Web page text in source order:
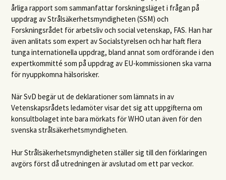
årliga rapport som sammanfattar forskningsläget i frågan på
uppdrag av Strålsäkerhetsmyndigheten (SSM) och
Forskningsrådet för arbetsliv och social vetenskap, FAS. Han har
även anlitats som expert av Socialstyrelsen och har haft flera
tunga internationella uppdrag, bland annat som ordförande i den
expertkommitté som på uppdrag av EU-kommissionen ska varna
för nyuppkomna hälsorisker.
När SvD begär ut de deklarationer som lämnats in av
Vetenskapsrådets ledamöter visar det sig att uppgifterna om
konsultbolaget inte bara mörkats förWHO utan även för den
svenska strålsäkerhetsmyndigheten.
Hur Strålsäkerhetsmyndigheten ställer sig till den förklaringen
avgörs först då utredningen är avslutad om ett par veckor.